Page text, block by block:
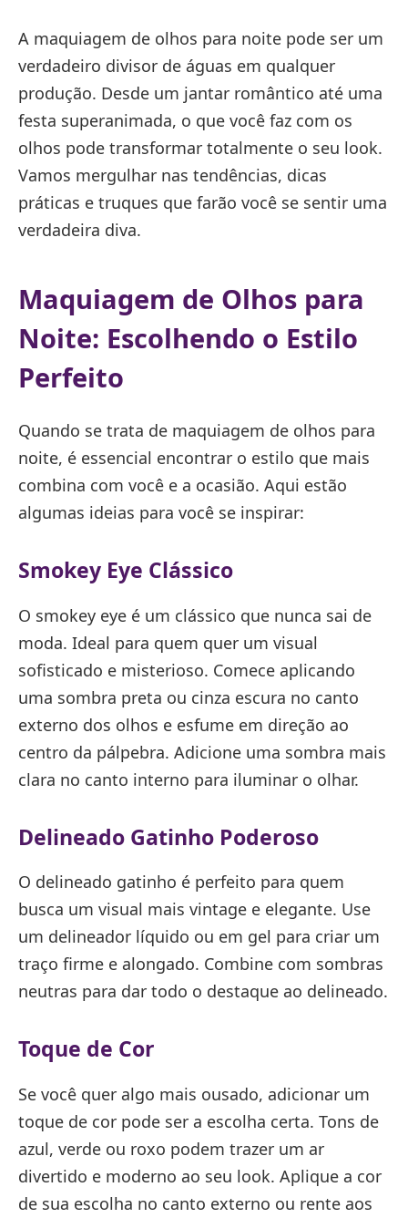
A maquiagem de olhos para noite pode ser um
verdadeiro divisor de águas em qualquer
produção. Desde um jantar romântico até uma
festa superanimada, o que você faz com os
olhos pode transformar totalmente o seu look.
Vamos mergulhar nas tendências, dicas
práticas e truques que farão você se sentir uma
verdadeira diva.
Maquiagem de Olhos para
Noite: Escolhendo o Estilo
Perfeito
Quando se trata de maquiagem de olhos para
noite, é essencial encontrar o estilo que mais
combina com você e a ocasião. Aqui estão
algumas ideias para você se inspirar:
Smokey Eye Clássico
O smokey eye é um clássico que nunca sai de
moda. Ideal para quem quer um visual
sofisticado e misterioso. Comece aplicando
uma sombra preta ou cinza escura no canto
externo dos olhos e esfume em direção ao
centro da pálpebra. Adicione uma sombra mais
clara no canto interno para iluminar o olhar.
Delineado Gatinho Poderoso
O delineado gatinho é perfeito para quem
busca um visual mais vintage e elegante. Use
um delineador líquido ou em gel para criar um
traço firme e alongado. Combine com sombras
neutras para dar todo o destaque ao delineado.
Toque de Cor
Se você quer algo mais ousado, adicionar um
toque de cor pode ser a escolha certa. Tons de
azul, verde ou roxo podem trazer um ar
divertido e moderno ao seu look. Aplique a cor
de sua escolha no canto externo ou rente aos